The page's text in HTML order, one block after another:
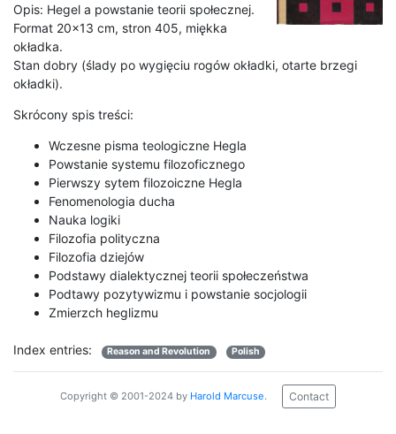
Opis: Hegel a powstanie teorii społecznej.
Format 20x13 cm, stron 405, miękka
okładka.
Stan dobry (ślady po wygięciu rogów okładki, otarte brzegi
okładki).
Skrócony spis treści:
Wczesne pisma teologiczne Hegla
Powstanie systemu filozoficznego
Pierwszy sytem filozoiczne Hegla
Fenomenologia ducha
Nauka logiki
Filozofia polityczna
Filozofia dziejów
Podstawy dialektycznej teorii społeczeństwa
Podtawy pozytywizmu i powstanie socjologii
Zmierzch heglizmu
Index entries: Reason and Revolution Polish
Copyright © 2001-2024 by Harold Marcuse. Contact